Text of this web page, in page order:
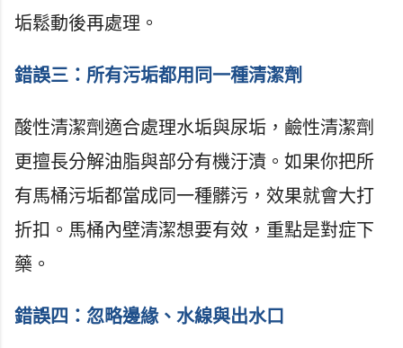
垢鬆動後再處理。
錯誤三：所有污垢都用同一種清潔劑
酸性清潔劑適合處理水垢與尿垢，鹼性清潔劑
更擅長分解油脂與部分有機汙漬。如果你把所
有馬桶污垢都當成同一種髒污，效果就會大打
折扣。馬桶內壁清潔想要有效，重點是對症下
藥。
錯誤四：忽略邊緣、水線與出水口